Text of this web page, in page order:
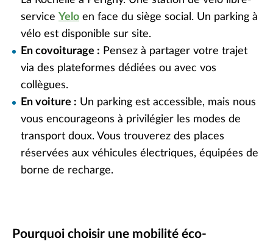
service Yelo en face du siège social. Un parking à
vélo est disponible sur site.
En covoiturage : Pensez à partager votre trajet
via des plateformes dédiées ou avec vos
collègues.
En voiture : Un parking est accessible, mais nous
vous encourageons à privilégier les modes de
transport doux. Vous trouverez des places
réservées aux véhicules électriques, équipées de
borne de recharge.
Pourquoi choisir une mobilité éco-